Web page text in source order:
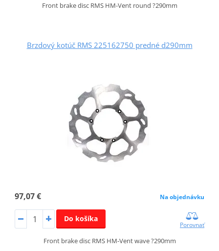
Front brake disc RMS HM-Vent round ?290mm
Brzdový kotúč RMS 225162750 predné d290mm
97,07 € Na objednávku
Do košíka
Porovnať
Front brake disc RMS HM-Vent wave ?290mm